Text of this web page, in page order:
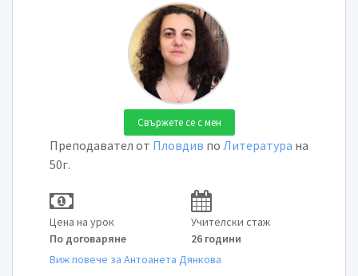
Свържете се с мен
Преподавател от Пловдив по Литература на
50г.
Цена на урок
По договаряне
Учителски стаж
26 години
Виж повече за Антоанета Дянкова